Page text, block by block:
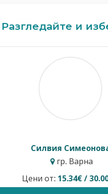
Разгледайте и
Кавалджиев
гр. София
40.90€ / 80.00лв